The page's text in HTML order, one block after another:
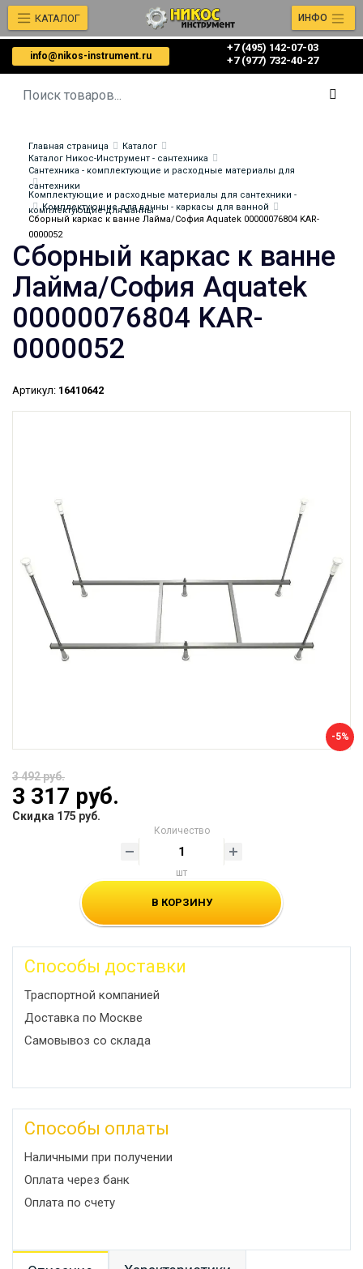
info@nikos-instrument.ru
+7 (495) 142-07-03
‎‎+7 (977) 732-40-27
КАТАЛОГ ИНФО
Главная страница
Каталог
Каталог Никос-Инструмент - сантехника
Сантехника - комплектующие и расходные материалы для
сантехники
Комплектующие и расходные материалы для сантехники -
комплектующие для ванны
Комплектующие для ванны - каркасы для ванной
Сборный каркас к ванне Лайма/София Aquatek 00000076804 KAR-
0000052
Сборный каркас к ванне
Лайма/София Aquatek
00000076804 KAR-
0000052
Артикул: 16410642
-5%
3 492 руб.
3 317 руб.
Скидка 175 руб.
Количество
шт
В КОРЗИНУ
Способы доставки
Траспортной компанией
Доставка по Москве
Самовывоз со склада
Способы оплаты
Наличными при получении
Оплата через банк
Оплата по счету